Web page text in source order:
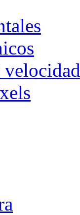
velocidad